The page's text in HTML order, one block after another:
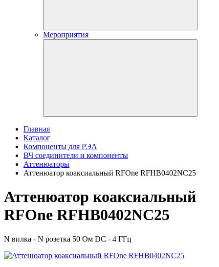
Мероприятия
Главная
Каталог
Компоненты для РЭА
ВЧ соединители и компоненты
Аттенюаторы
Аттенюатор коаксиальный RFOne RFHB0402NC25
Аттенюатор коаксиальный
RFOne RFHB0402NC25
N вилка - N розетка 50 Ом DC - 4 ГГц